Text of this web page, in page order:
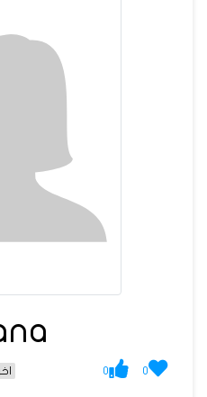
0
0